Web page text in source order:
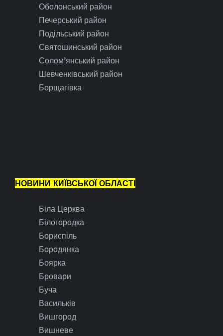
Оболонський район
Печерський район
Подільський район
Святошинський район
Солом’янський район
Шевченківський район
Борщагівка
НОВИНИ КИЇВСЬКОЇ ОБЛАСТІ
Біла Церква
Білогородка
Бориспіль
Бородянка
Боярка
Бровари
Буча
Васильків
Вишгород
Вишневе